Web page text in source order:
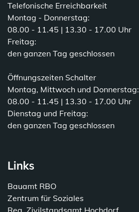
Telefonische Erreichbarkeit
Montag - Donnerstag:
08.00 - 11.45 | 13.30 - 17.00 Uhr
Freitag:
den ganzen Tag geschlossen
Öffnungszeiten Schalter
Montag, Mittwoch und Donnerstag:
08.00 - 11.45 | 13.30 - 17.00 Uhr
Dienstag und Freitag:
den ganzen Tag geschlossen
Links
Bauamt RBO
Zentrum für Soziales
Reg. Zivilstandsamt Hochdorf